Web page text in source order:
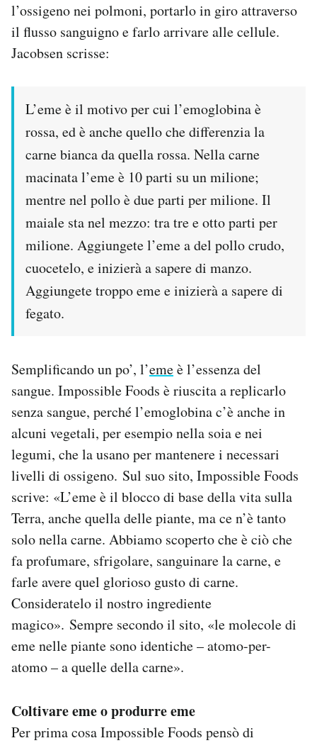
l’ossigeno nei polmoni, portarlo in giro attraverso
il flusso sanguigno e farlo arrivare alle cellule.
Jacobsen scrisse:
L’eme è il motivo per cui l’emoglobina è
rossa, ed è anche quello che differenzia la
carne bianca da quella rossa. Nella carne
macinata l’eme è 10 parti su un milione;
mentre nel pollo è due parti per milione. Il
maiale sta nel mezzo: tra tre e otto parti per
milione. Aggiungete l’eme a del pollo crudo,
cuocetelo, e inizierà a sapere di manzo.
Aggiungete troppo eme e inizierà a sapere di
fegato.
Semplificando un po’, l’emeè l’essenza del
sangue. Impossible Foods è riuscita a replicarlo
senza sangue, perché l’emoglobina c’è anche in
alcuni vegetali, per esempio nella soia e nei
legumi, che la usano per mantenere i necessari
livelli di ossigeno. Sul suo sito, Impossible Foods
scrive: «L’eme è il blocco di base della vita sulla
Terra, anche quella delle piante, ma ce n’è tanto
solo nella carne. Abbiamo scoperto che è ciò che
fa profumare, sfrigolare, sanguinare la carne, e
farle avere quel glorioso gusto di carne.
Consideratelo il nostro ingrediente
magico». Sempre secondo il sito, «le molecole di
eme nelle piante sono identiche – atomo-per-
atomo – a quelle della carne».
Coltivare eme o produrre eme
Per prima cosa Impossible Foods pensò di